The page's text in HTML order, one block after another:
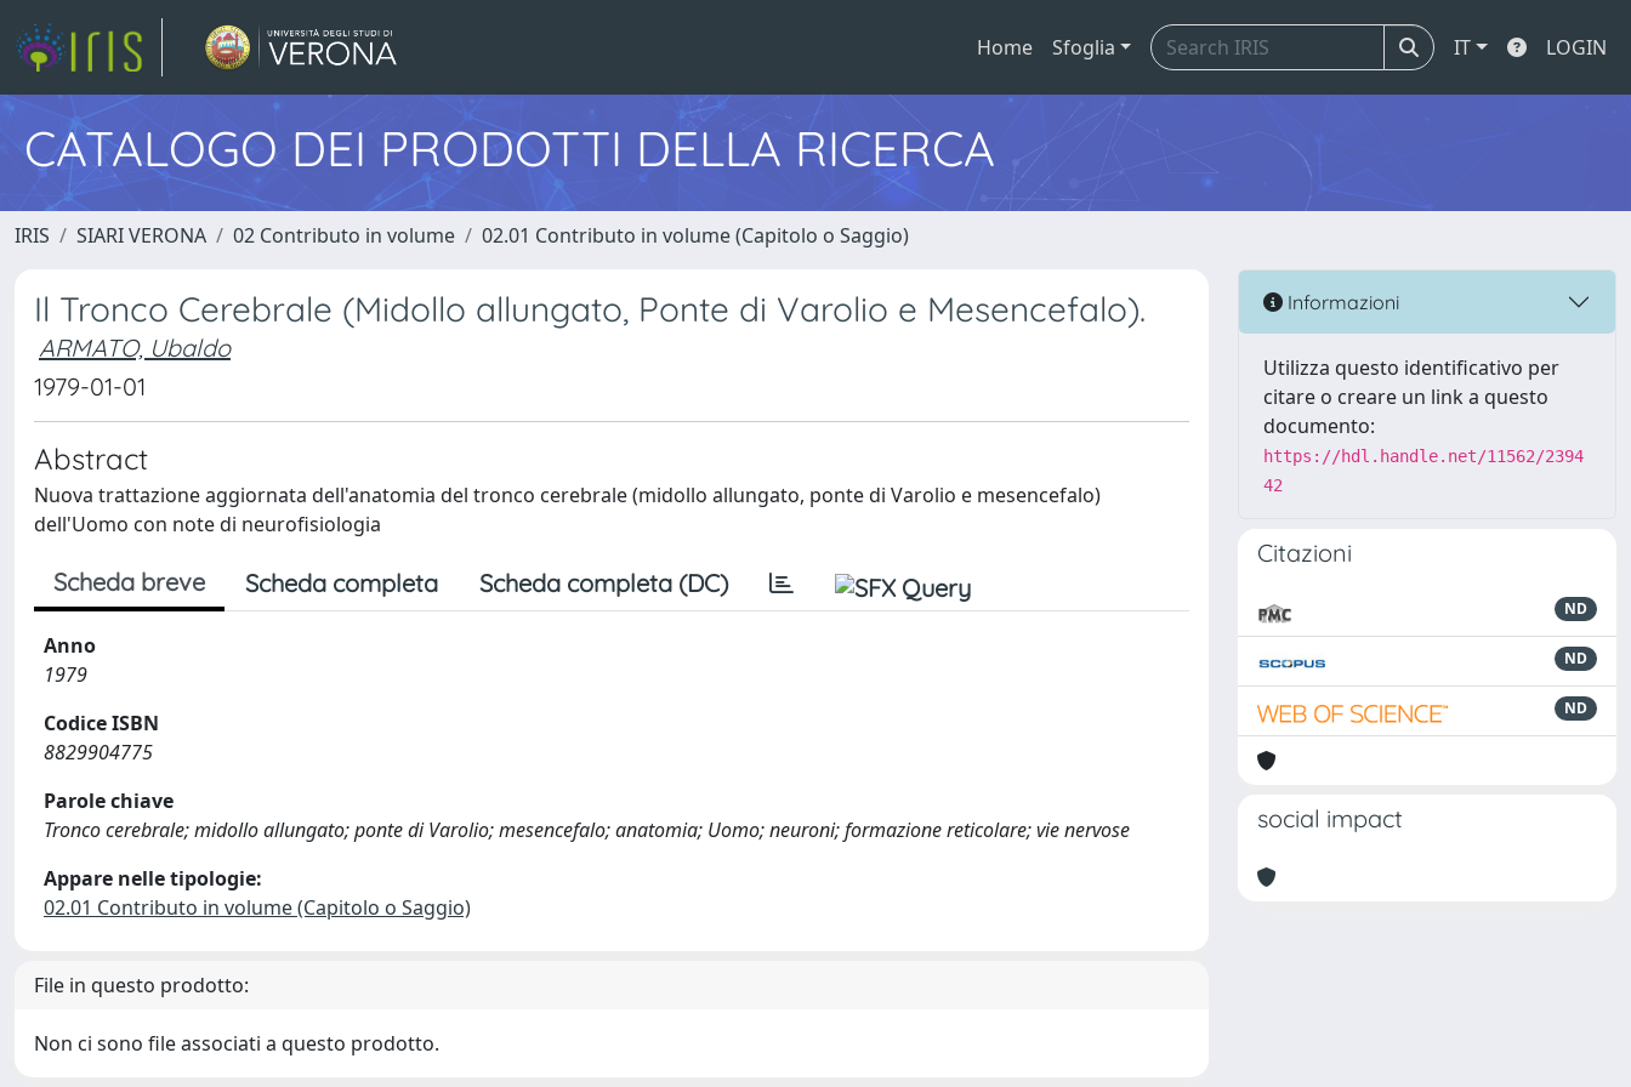
Home Sfoglia IT LOGIN
CATALOGO DEI PRODOTTI DELLA RICERCA
IRIS SIARI VERONA 02 Contributo in volume 02.01 Contributo in volume (Capitolo o Saggio)
Il Tronco Cerebrale (Midollo allungato, Ponte di Varolio e Mesencefalo).
ARMATO, Ubaldo
1979-01-01
Abstract
Nuova trattazione aggiornata dell'anatomia del tronco cerebrale (midollo allungato, ponte di Varolio e mesencefalo)
dell'Uomo con note di neurofisiologia
Scheda breve Scheda completa Scheda completa (DC)
Anno
1979
Codice ISBN
8829904775
Parole chiave
Tronco cerebrale; midollo allungato; ponte di Varolio; mesencefalo; anatomia; Uomo; neuroni; formazione reticolare; vie nervose
Appare nelle tipologie:
02.01 Contributo in volume (Capitolo o Saggio)
File in questo prodotto:
Non ci sono file associati a questo prodotto.
Informazioni
Utilizza questo identificativo per
citare o creare un link a questo
documento:
https://hdl.handle.net/11562/2394
42
Citazioni
ND
ND
ND
social impact